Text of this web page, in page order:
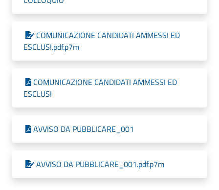
COMUNICAZIONE CANDIDATI AMMESSI ED
ESCLUSI.pdf.p7m
COMUNICAZIONE CANDIDATI AMMESSI ED
ESCLUSI
AVVISO DA PUBBLICARE_001
AVVISO DA PUBBLICARE_001.pdf.p7m